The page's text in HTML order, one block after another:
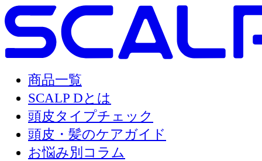
商品一覧
SCALP Dとは
頭皮タイプチェック
頭皮・髪のケアガイド
お悩み別コラム